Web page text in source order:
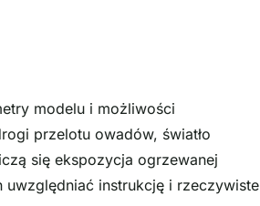
modelu i możliwości
przelotu owadów, światło
się ekspozycja ogrzewanej
instrukcję i rzeczywiste